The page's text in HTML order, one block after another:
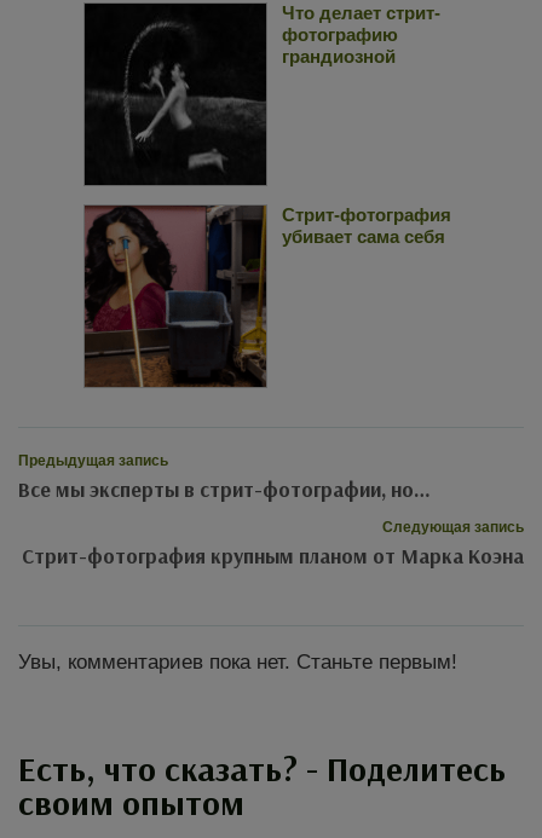
Что делает стрит-
фотографию
грандиозной
Стрит-фотография
убивает сама себя
Предыдущая запись
Все мы эксперты в стрит-фотографии, но…
Следующая запись
Стрит-фотография крупным планом от Марка Коэна
Увы, комментариев пока нет. Станьте первым!
Есть, что сказать? - Поделитесь
своим опытом